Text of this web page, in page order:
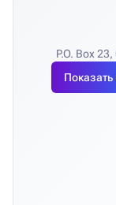
P.O. Box
Показать